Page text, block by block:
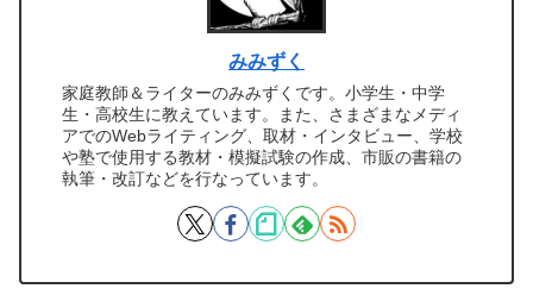
みみずく
家庭教師＆ライターのみみずくです。小学生・中学
生・高校生に教えています。また、さまざまなメディ
アでのWebライティング、取材・インタビュー、学校
や塾で使用する教材・模擬試験の作成、市販の書籍の
執筆・改訂などを行なっています。